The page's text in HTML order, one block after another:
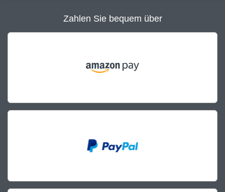
Zahlen Sie bequem über